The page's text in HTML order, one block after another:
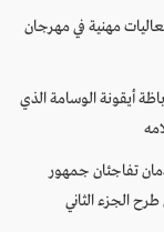
مهنية في مهرجان
أيقونة الوسامة الذي
تفاجئان جمهور